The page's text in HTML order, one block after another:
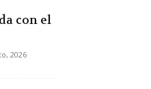
con el
2026